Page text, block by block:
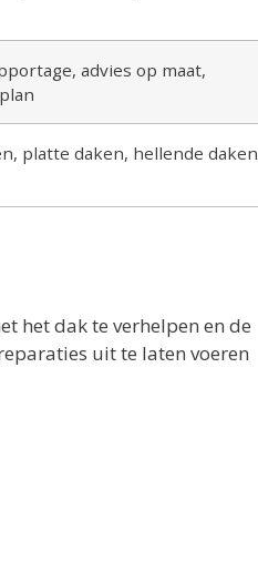
advies op maat,
platte daken, hellende daken
het dak te verhelpen en de
uit te laten voeren